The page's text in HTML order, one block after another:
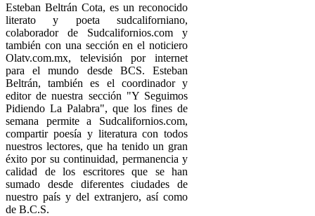
Esteban Beltrán Cota, es un reconocido
literato y poeta sudcaliforniano,
colaborador de Sudcalifornios.com y
también con una sección en el noticiero
Olatv.com.mx, televisión por internet
para el mundo desde BCS. Esteban
Beltrán, también es el coordinador y
editor de nuestra sección "Y Seguimos
Pidiendo La Palabra", que los fines de
semana permite a Sudcalifornios.com,
compartir poesía y literatura con todos
nuestros lectores, que ha tenido un gran
éxito por su continuidad, permanencia y
calidad de los escritores que se han
sumado desde diferentes ciudades de
nuestro país y del extranjero, así como
de B.C.S.